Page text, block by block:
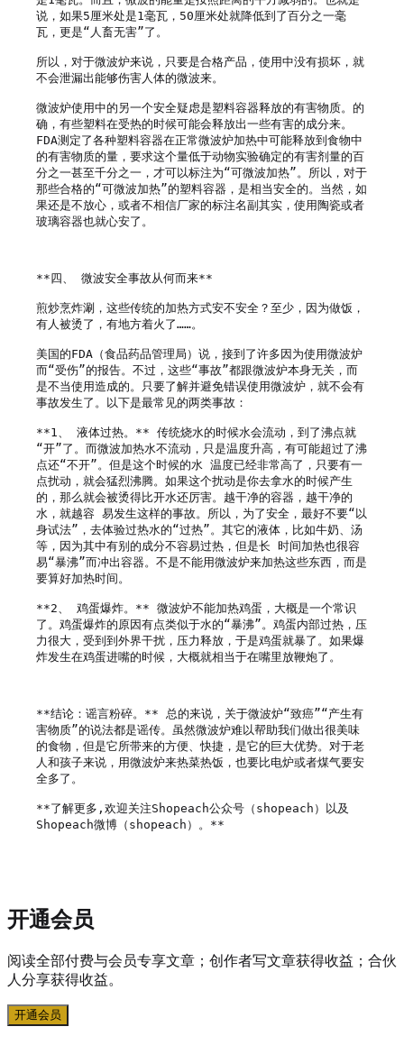
说，如果5厘米处是1毫瓦，50厘米处就降低到了百分之一毫
瓦，更是“人畜无害”了。
所以，对于微波炉来说，只要是合格产品，使用中没有损坏，就
不会泄漏出能够伤害人体的微波来。
微波炉使用中的另一个安全疑虑是塑料容器释放的有害物质。的
确，有些塑料在受热的时候可能会释放出一些有害的成分来。
FDA测定了各种塑料容器在正常微波炉加热中可能释放到食物中
的有害物质的量，要求这个量低于动物实验确定的有害剂量的百
分之一甚至千分之一，才可以标注为“可微波加热”。所以，对于
那些合格的“可微波加热”的塑料容器，是相当安全的。当然，如
果还是不放心，或者不相信厂家的标注名副其实，使用陶瓷或者
玻璃容器也就心安了。
**四、 微波安全事故从何而来**
煎炒烹炸涮，这些传统的加热方式安不安全？至少，因为做饭，
有人被烫了，有地方着火了……。
美国的FDA（食品药品管理局）说，接到了许多因为使用微波炉
而“受伤”的报告。不过，这些“事故”都跟微波炉本身无关，而
是不当使用造成的。只要了解并避免错误使用微波炉，就不会有
事故发生了。以下是最常见的两类事故：
**1、 液体过热。** 传统烧水的时候水会流动，到了沸点就
“开”了。而微波加热水不流动，只是温度升高，有可能超过了沸
点还“不开”。但是这个时候的水 温度已经非常高了，只要有一
点扰动，就会猛烈沸腾。如果这个扰动是你去拿水的时候产生
的，那么就会被烫得比开水还厉害。越干净的容器，越干净的
水，就越容 易发生这样的事故。所以，为了安全，最好不要“以
身试法”，去体验过热水的“过热”。其它的液体，比如牛奶、汤
等，因为其中有别的成分不容易过热，但是长 时间加热也很容
易“暴沸”而冲出容器。不是不能用微波炉来加热这些东西，而是
要算好加热时间。
**2、 鸡蛋爆炸。** 微波炉不能加热鸡蛋，大概是一个常识
了。鸡蛋爆炸的原因有点类似于水的“暴沸”。鸡蛋内部过热，压
力很大，受到到外界干扰，压力释放，于是鸡蛋就暴了。如果爆
炸发生在鸡蛋进嘴的时候，大概就相当于在嘴里放鞭炮了。
**结论：谣言粉碎。** 总的来说，关于微波炉“致癌”“产生有
害物质”的说法都是谣传。虽然微波炉难以帮助我们做出很美味
的食物，但是它所带来的方便、快捷，是它的巨大优势。对于老
人和孩子来说，用微波炉来热菜热饭，也要比电炉或者煤气要安
全多了。
**了解更多,欢迎关注Shopeach公众号（shopeach）以及
Shopeach微博（shopeach）。**
开通会员
阅读全部付费与会员专享文章；创作者写文章获得收益；合伙
人分享获得收益。
开通会员